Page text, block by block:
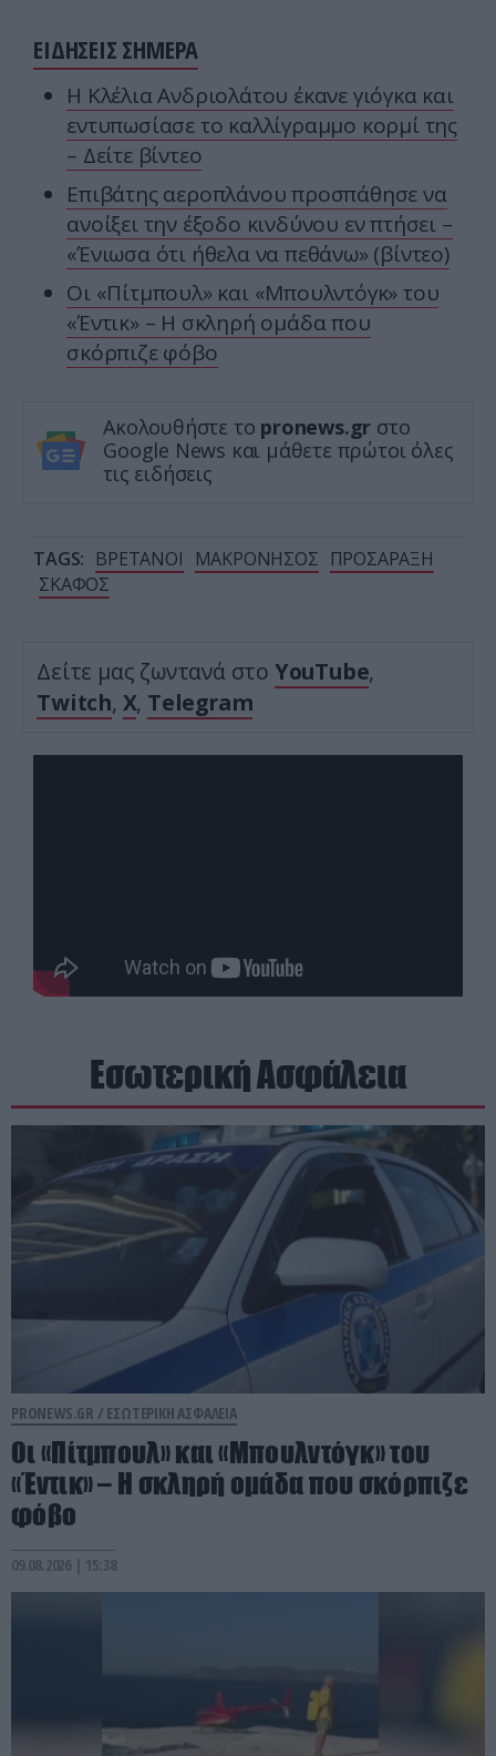
ΕΙΔΗΣΕΙΣ ΣΗΜΕΡΑ
Η Κλέλια Ανδριολάτου έκανε γιόγκα και
εντυπωσίασε το καλλίγραμμο κορμί της
– Δείτε βίντεο
Επιβάτης αεροπλάνου προσπάθησε να
ανοίξει την έξοδο κινδύνου εν πτήσει –
«Ένιωσα ότι ήθελα να πεθάνω» (βίντεο)
Οι «Πίτμπουλ» και «Μπουλντόγκ» του
«Έντικ» – Η σκληρή ομάδα που
σκόρπιζε φόβο
Ακολουθήστε το pronews.gr στο
Google News και μάθετε πρώτοι όλες
τις ειδήσεις
TAGS: ΒΡΕΤΑΝΟΙ ΜΑΚΡΟΝΗΣΟΣ ΠΡΟΣΑΡΑΞΗ
ΣΚΑΦΟΣ
Δείτε μας ζωντανά στο YouTube,
Twitch, X, Telegram
Εσωτερική Ασφάλεια
PRONEWS.GR / ΕΣΩΤΕΡΙΚΗ ΑΣΦΑΛΕΙΑ
Οι «Πίτμπουλ» και «Μπουλντόγκ» του
«Έντικ» – Η σκληρή ομάδα που σκόρπιζε
φόβο
09.08.2026 | 15:38